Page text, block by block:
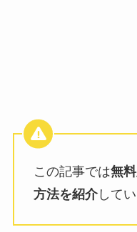
この記事では無
方法を紹介して